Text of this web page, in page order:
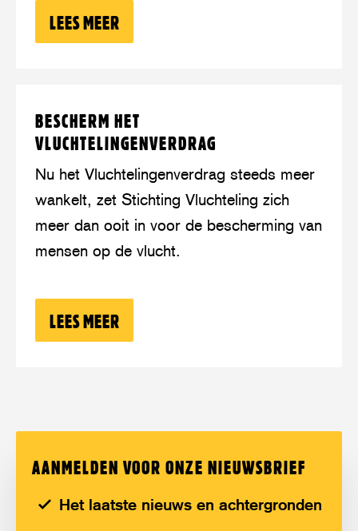
LEES MEER
BESCHERM HET
VLUCHTELINGENVERDRAG
Nu het Vluchtelingenverdrag steeds meer
wankelt, zet Stichting Vluchteling zich
meer dan ooit in voor de bescherming van
mensen op de vlucht.
LEES MEER
meer
Bescherm
het
Vluchtelingenverdrag
AANMELDEN VOOR ONZE NIEUWSBRIEF
Het laatste nieuws en achtergronden